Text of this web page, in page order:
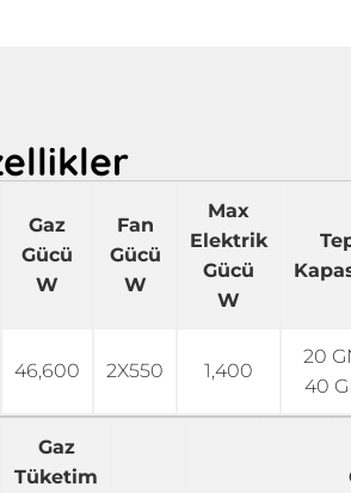
Gaz
Gücü
W
Fan
Gücü
W
Max
Elektrik
Gücü
W
46,600 2X550 1,400
20
40
Gaz
Tüketim